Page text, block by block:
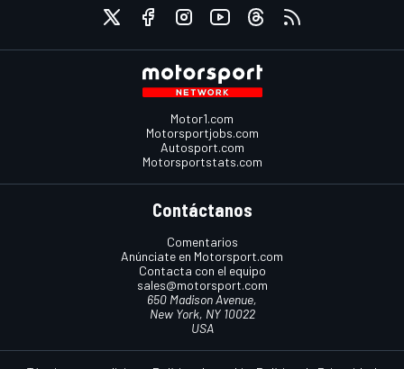
Motor1.com
Motorsportjobs.com
Autosport.com
Motorsportstats.com
Contáctanos
Comentarios
Anúnciate en Motorsport.com
Contacta con el equipo
sales@motorsport.com
650 Madison Avenue,
New York, NY 10022
USA